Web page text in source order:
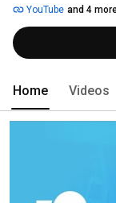
YouTube and 4
Home Videos